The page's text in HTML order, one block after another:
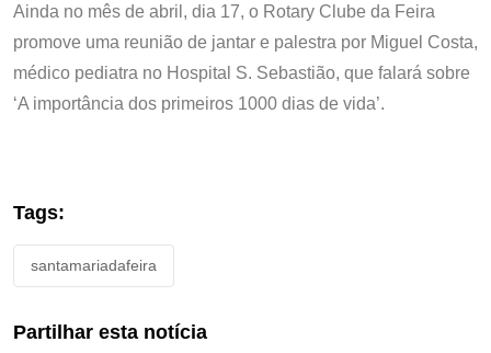
Ainda no mês de abril, dia 17, o Rotary Clube da Feira
promove uma reunião de jantar e palestra por Miguel Costa,
médico pediatra no Hospital S. Sebastião, que falará sobre
‘A importância dos primeiros 1000 dias de vida’.
Tags:
santamariadafeira
Partilhar esta notícia